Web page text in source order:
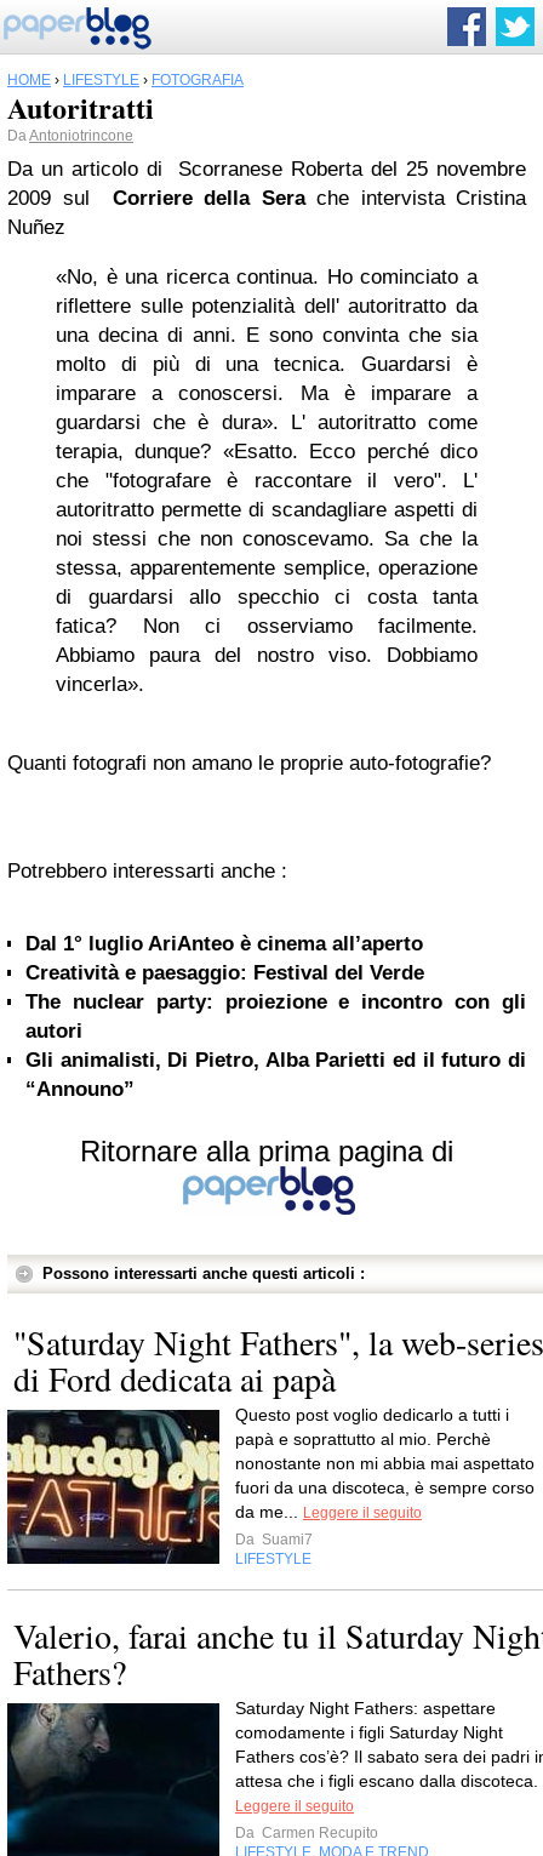
HOME › LIFESTYLE › FOTOGRAFIA
Autoritratti
DaAntoniotrincone
Da un articolo di Scorranese Roberta del 25 novembre
2009 sul Corriere della Serache intervista Cristina
Nuñez
«No, è una ricerca continua. Ho cominciato a
riflettere sulle potenzialità dell' autoritratto da
una decina di anni. E sono convinta che sia
molto di più di una tecnica. Guardarsi è
imparare a conoscersi. Ma è imparare a
guardarsi che è dura». L' autoritratto come
terapia, dunque? «Esatto. Ecco perché dico
che "fotografare è raccontare il vero". L'
autoritratto permette di scandagliare aspetti di
noi stessi che non conoscevamo. Sa che la
stessa, apparentemente semplice, operazione
di guardarsi allo specchio ci costa tanta
fatica? Non ci osserviamo facilmente.
Abbiamo paura del nostro viso. Dobbiamo
vincerla».
Quanti fotografi non amano le proprie auto-fotografie?
Potrebbero interessarti anche :
Dal 1° luglio AriAnteo è cinema all’aperto
Creatività e paesaggio: Festival del Verde
The nuclear party: proiezione e incontro con gli
autori
Gli animalisti, Di Pietro, Alba Parietti ed il futuro di
“Announo”
Ritornare alla prima pagina di
Possono interessarti anche questi articoli :
"Saturday Night Fathers", la web-series
di Ford dedicata ai papà
Questo post voglio dedicarlo a tutti i
papà e soprattutto al mio. Perchè
nonostante non mi abbia mai aspettato
fuori da una discoteca, è sempre corso
da me...
Leggere il seguito
Da Suami7
LIFESTYLE
Valerio, farai anche tu il Saturday
Fathers?
Saturday Night Fathers: aspettare
comodamente i figli Saturday Night
Fathers cos’è? Il sabato sera dei padri
attesa che i figli escano dalla discoteca.
Leggere il seguito
Da Carmen Recupito
LIFESTYLE MODA E TREND